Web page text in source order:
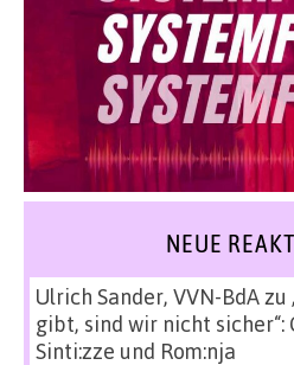
NEUE
Ulrich Sander, VVN-BdAzu
gibt, sind wir nicht sicher“:
Sinti:zze und Rom:nja